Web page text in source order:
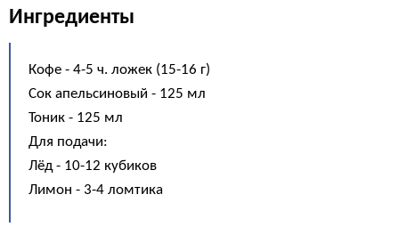
Ингредиенты
Кофе - 4-5 ч. ложек (15-16 г)
Сок апельсиновый - 125 мл
Тоник - 125 мл
Для подачи:
Лёд - 10-12 кубиков
Лимон - 3-4 ломтика